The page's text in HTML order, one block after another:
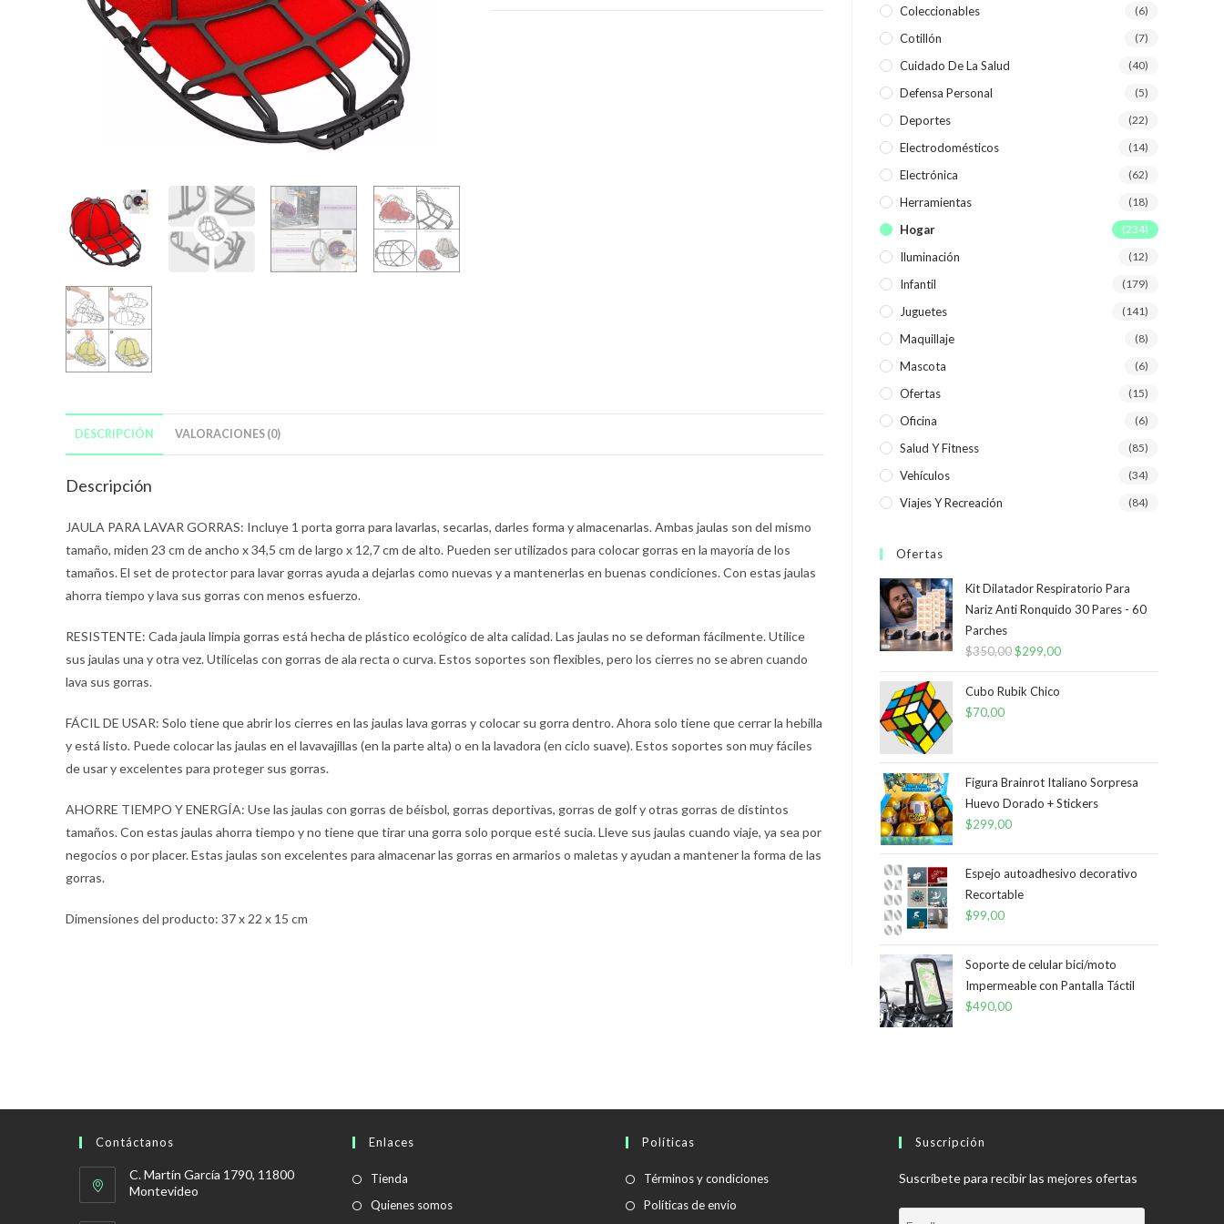
DESCRIPCIÓN VALORACIONES (0)
Descripción
JAULA PARA LAVAR GORRAS: Incluye 1 porta gorra para lavarlas, secarlas, darles forma y almacenarlas. Ambas jaulas son del mismo
tamaño, miden 23 cm de ancho x 34,5 cm de largo x 12,7 cm de alto. Pueden ser utilizados para colocar gorras en la mayoría de los
tamaños. El set de protector para lavar gorras ayuda a dejarlas como nuevas y a mantenerlas en buenas condiciones. Con estas jaulas
ahorra tiempo y lava sus gorras con menos esfuerzo.
RESISTENTE: Cada jaula limpia gorras está hecha de plástico ecológico de alta calidad. Las jaulas no se deforman fácilmente. Utilice
sus jaulas una y otra vez. Utilícelas con gorras de ala recta o curva. Estos soportes son flexibles, pero los cierres no se abren cuando
lava sus gorras.
FÁCIL DE USAR: Solo tiene que abrir los cierres en las jaulas lava gorras y colocar su gorra dentro. Ahora solo tiene que cerrar la hebilla
y está listo. Puede colocar las jaulas en el lavavajillas (en la parte alta) o en la lavadora (en ciclo suave). Estos soportes son muy fáciles
de usar y excelentes para proteger sus gorras.
AHORRE TIEMPO Y ENERGÍA: Use las jaulas con gorras de béisbol, gorras deportivas, gorras de golf y otras gorras de distintos
tamaños. Con estas jaulas ahorra tiempo y no tiene que tirar una gorra solo porque esté sucia. Lleve sus jaulas cuando viaje, ya sea por
negocios o por placer. Estas jaulas son excelentes para almacenar las gorras en armarios o maletas y ayudan a mantener la forma de las
gorras.
Dimensiones del producto: 37 x 22 x 15 cm
Coleccionables (6)
Cotillón (7)
Cuidado De La Salud (40)
Defensa Personal (5)
Deportes (22)
Electrodomésticos (14)
Electrónica (62)
Herramientas (18)
Hogar (234)
Iluminación (12)
Infantil (179)
Juguetes (141)
Maquillaje (8)
Mascota (6)
Ofertas (15)
Oficina (6)
Salud Y Fitness (85)
Vehículos (34)
Viajes Y Recreación (84)
Ofertas
Kit Dilatador Respiratorio Para
Nariz Anti Ronquido 30 Pares - 60
Parches
$350,00El
original
$299,00El
Cubo Rubik Chico
$70,00
Figura Brainrot Italiano Sorpresa
Huevo Dorado + Stickers
$299,00
Espejo autoadhesivo decorativo
Recortable
$99,00
Soporte de celular bici/moto
Impermeable con Pantalla Táctil
$490,00
Contáctanos
C. Martín García 1790, 11800
Montevideo
Enlaces
Tienda
Quienes somos
Políticas
Términos y condicionesSe
Políticas de envío
Suscripción
Suscríbete para recibir las mejores ofertas